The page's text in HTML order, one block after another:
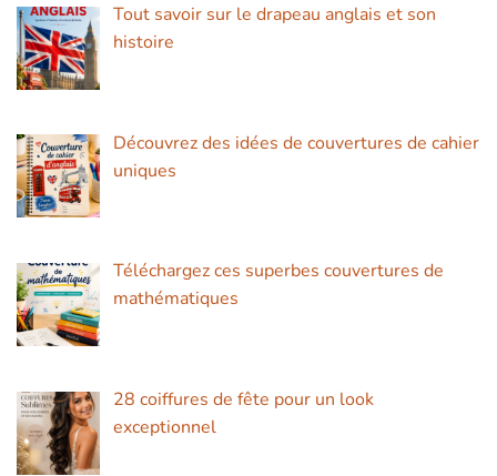
Tout savoir sur le drapeau anglais et son
histoire
Découvrez des idées de couvertures de cahier
uniques
Téléchargez ces superbes couvertures de
mathématiques
28 coiffures de fête pour un look
exceptionnel